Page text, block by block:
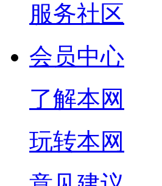
服务社区
会员中心
了解本网
玩转本网